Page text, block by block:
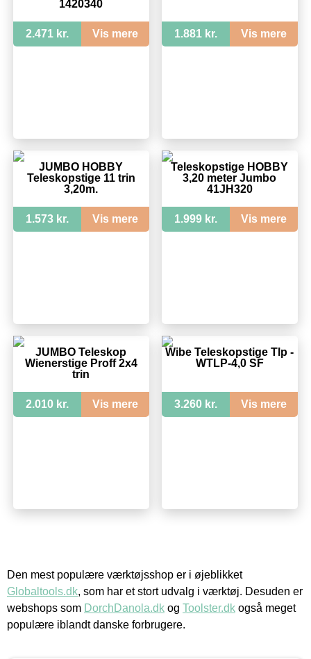
1420340
2.471 kr. Vis mere 1.881 kr. Vis mere
JUMBO HOBBY
Teleskopstige 11 trin
3,20m.
1.573 kr. Vis mere
Teleskopstige HOBBY
3,20 meter Jumbo
41JH320
1.999 kr. Vis mere
JUMBO Teleskop
Wienerstige Proff 2x4
trin
2.010 kr. Vis mere
Wibe Teleskopstige Tlp -
WTLP-4,0 SF
3.260 kr. Vis mere
Den mest populære værktøjsshop er i øjeblikket
Globaltools.dk, som har et stort udvalg i værktøj. Desuden er
webshops som DorchDanola.dk og Toolster.dk også meget
populære iblandt danske forbrugere.